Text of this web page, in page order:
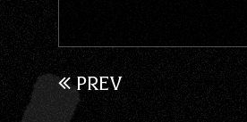
PREV